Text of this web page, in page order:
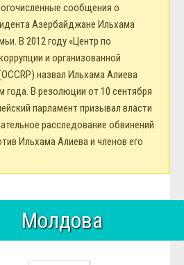
сообщения о
Азербайджане Ильхама
В 2012 году «Центр по
и организованной
назвал Ильхама Алиева
года. В резолюции от 10 сентября
парламент призывал власти
расследование обвинений
Ильхама Алиева и членов его
Молдова